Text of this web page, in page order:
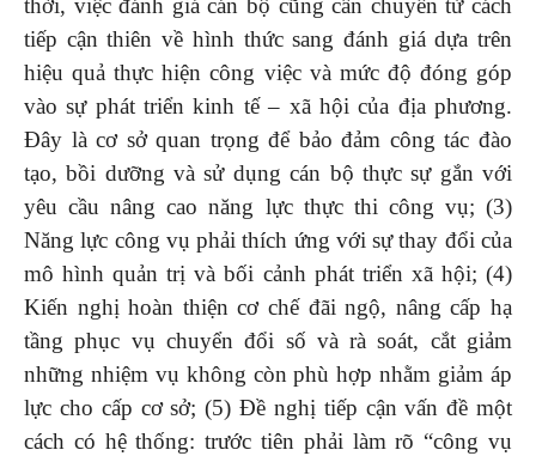
thời, việc đánh giá cán bộ cũng cần chuyển từ cách
tiếp cận thiên về hình thức sang đánh giá dựa trên
hiệu quả thực hiện công việc và mức độ đóng góp
vào sự phát triển kinh tế – xã hội của địa phương.
Đây là cơ sở quan trọng để bảo đảm công tác đào
tạo, bồi dưỡng và sử dụng cán bộ thực sự gắn với
yêu cầu nâng cao năng lực thực thi công vụ; (3)
Năng lực công vụ phải thích ứng với sự thay đổi của
mô hình quản trị và bối cảnh phát triển xã hội; (4)
Kiến nghị hoàn thiện cơ chế đãi ngộ, nâng cấp hạ
tầng phục vụ chuyển đổi số và rà soát, cắt giảm
những nhiệm vụ không còn phù hợp nhằm giảm áp
lực cho cấp cơ sở; (5) Đề nghị tiếp cận vấn đề một
cách có hệ thống: trước tiên phải làm rõ “công vụ